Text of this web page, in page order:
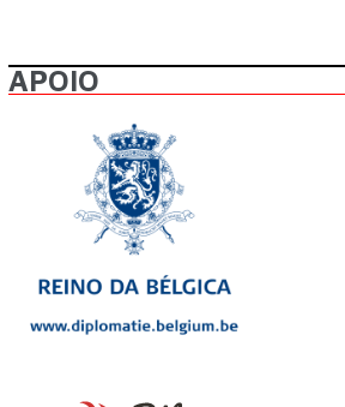
APOIO